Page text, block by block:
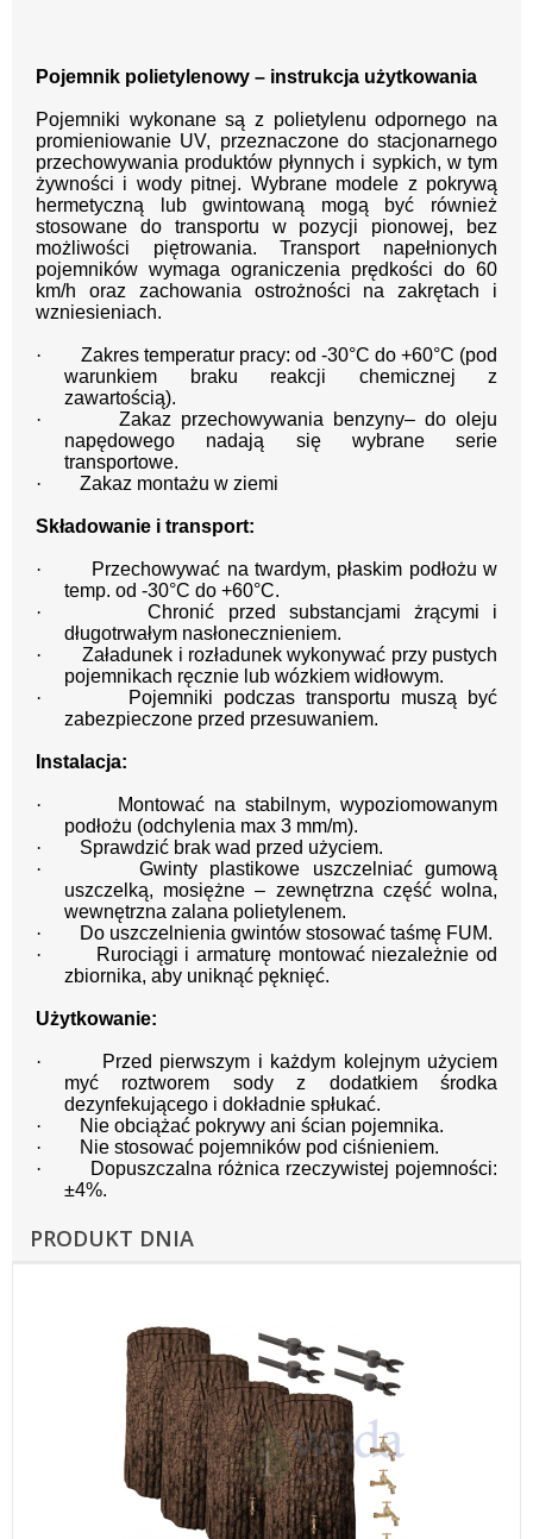
Pojemnik polietylenowy – instrukcja użytkowania
Pojemniki wykonane są z polietylenu odpornego na
promieniowanie UV, przeznaczone do stacjonarnego
przechowywania produktów płynnych i sypkich, w tym
żywności i wody pitnej. Wybrane modele z pokrywą
hermetyczną lub gwintowaną mogą być również
stosowane do transportu w pozycji pionowej, bez
możliwości piętrowania. Transport napełnionych
pojemników wymaga ograniczenia prędkości do 60
km/h oraz zachowania ostrożności na zakrętach i
wzniesieniach.
·
Zakres temperatur pracy: od -30°C do +60°C (pod
warunkiem braku reakcji chemicznej z
zawartością).
·
Zakaz przechowywania benzyny– do oleju
napędowego nadają się wybrane serie
transportowe.
·
Zakaz montażu w ziemi
Składowanie i transport:
·
Przechowywać na twardym, płaskim podłożu w
temp. od -30°C do +60°C.
·
Chronić przed substancjami żrącymi i
długotrwałym nasłonecznieniem.
·
Załadunek i rozładunek wykonywać przy pustych
pojemnikach ręcznie lub wózkiem widłowym.
·
Pojemniki podczas transportu muszą być
zabezpieczone przed przesuwaniem.
Instalacja:
·
Montować na stabilnym, wypoziomowanym
podłożu (odchylenia max 3 mm/m).
·
Sprawdzić brak wad przed użyciem.
·
Gwinty plastikowe uszczelniać gumową
uszczelką, mosiężne – zewnętrzna część wolna,
wewnętrzna zalana polietylenem.
·
Do uszczelnienia gwintów stosować taśmę FUM.
·
Rurociągi i armaturę montować niezależnie od
zbiornika, aby uniknąć pęknięć.
Użytkowanie:
·
Przed pierwszym i każdym kolejnym użyciem
myć roztworem sody z dodatkiem środka
dezynfekującego i dokładnie spłukać.
·
Nie obciążać pokrywy ani ścian pojemnika.
·
Nie stosować pojemników pod ciśnieniem.
·
Dopuszczalna różnica rzeczywistej pojemności:
±4%.
PRODUKT DNIA